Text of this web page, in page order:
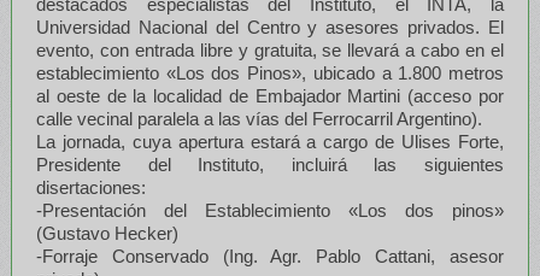
Universidad Nacional del Centro y asesores privados. El
evento, con entrada libre y gratuita, se llevará a cabo en el
establecimiento «Los dos Pinos», ubicado a 1.800 metros
al oeste de la localidad de Embajador Martini (acceso por
calle vecinal paralela a las vías del Ferrocarril Argentino).
La jornada, cuya apertura estará a cargo de Ulises Forte,
Presidente del Instituto, incluirá las siguientes
disertaciones:
-Presentación del Establecimiento «Los dos pinos»
(Gustavo Hecker)
-Forraje Conservado (Ing. Agr. Pablo Cattani, asesor